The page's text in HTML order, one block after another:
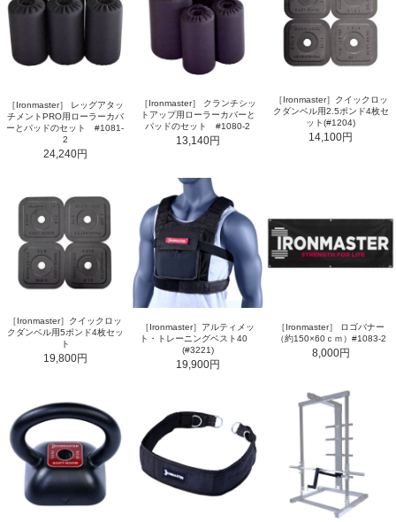
［Ironmaster］ レッグアタッ
チメントPRO用ローラーカバ
ーとパッドのセット #1081-
2
24,240円
［Ironmaster］ クランチシッ
トアップ用ローラーカバーと
パッドのセット #1080-2
13,140円
［Ironmaster］クイックロッ
クダンベル用2.5ポンド4枚セ
ット(#1204)
14,100円
［Ironmaster］クイックロッ
クダンベル用5ポンド4枚セッ
ト
19,800円
［Ironmaster］アルティメッ
ト・トレーニングベスト40
(#3221)
19,900円
［Ironmaster］ ロゴバナー
（約150×60ｃｍ）#1083-2
8,000円